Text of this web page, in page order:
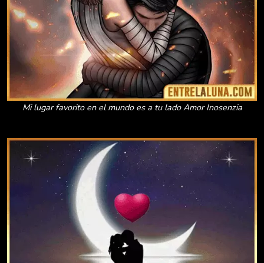
Mi lugar favorito en el mundo es a tu lado Amor Inosenzia